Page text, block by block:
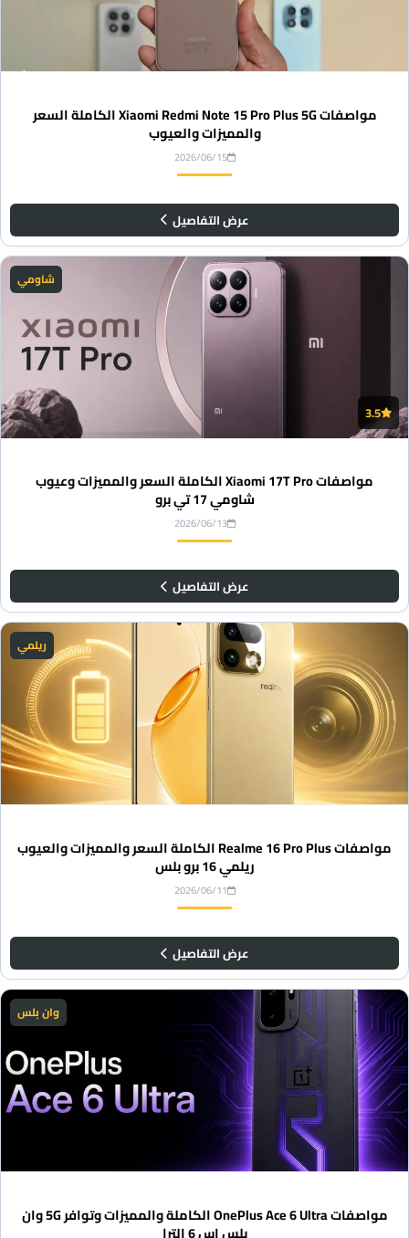
مواصفات Xiaomi Redmi Note 15 Pro Plus 5G الكاملة السعر
والمميزات والعيوب
2026/06/15
عرض التفاصيل
شاومي
3.5
مواصفات Xiaomi 17T Pro الكاملة السعر والمميزات وعيوب
شاومي 17 تي برو
2026/06/13
عرض التفاصيل
ريلمي
مواصفات Realme 16 Pro Plus الكاملة السعر والمميزات والعيوب
ريلمي 16 برو بلس
2026/06/11
عرض التفاصيل
وان بلس
مواصفات OnePlus Ace 6 Ultra الكاملة والمميزات وتوافر 5G وان
بلس اس 6 الترا